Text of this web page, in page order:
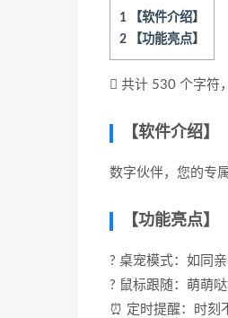
1 【软件介绍】
2 【功能亮点】
共计 530 个字符
【软件介绍】
数字伙伴，您的专
【功能亮点】
? 桌宠模式：如同
? 鼠标跟随：萌萌
⏰ 定时提醒：时刻